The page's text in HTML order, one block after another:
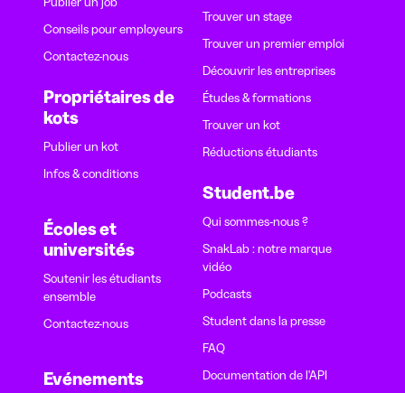
Conseils pour employeurs
Contactez-nous
Propriétaires de
kots
Publier un kot
Infos & conditions
Écoles et
universités
Soutenir les étudiants
ensemble
Contactez-nous
Evénements
Trouver un stage
Trouver un premier emploi
Découvrir les entreprises
Études & formations
Trouver un kot
Réductions étudiants
Student.be
Qui sommes-nous ?
SnakLab : notre marque
vidéo
Podcasts
Student dans la presse
FAQ
Documentation de l'API